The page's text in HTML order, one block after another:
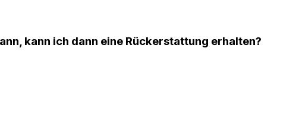
kann ich dann eine Rückerstattung erhalten?